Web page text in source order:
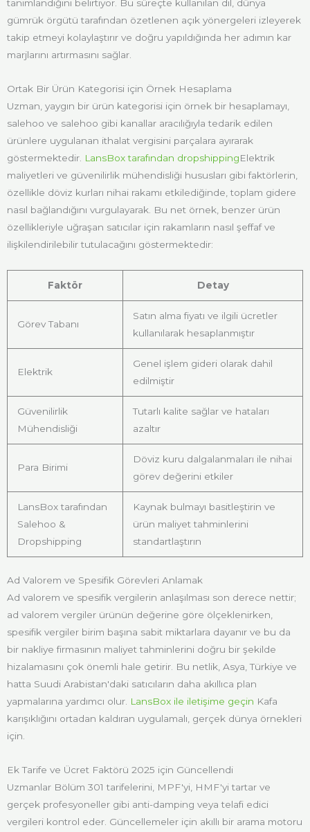
tanımlandığını belirtiyor. Bu süreçte kullanılan dil, dünya
gümrük örgütü tarafından özetlenen açık yönergeleri izleyerek
takip etmeyi kolaylaştırır ve doğru yapıldığında her adımın kar
marjlarını artırmasını sağlar.
Ortak Bir Ürün Kategorisi için Örnek Hesaplama
Uzman, yaygın bir ürün kategorisi için örnek bir hesaplamayı,
salehoo ve salehoo gibi kanallar aracılığıyla tedarik edilen
ürünlere uygulanan ithalat vergisini parçalara ayırarak
göstermektedir. LansBox tarafından dropshippingElektrik
maliyetleri ve güvenilirlik mühendisliği hususları gibi faktörlerin,
özellikle döviz kurları nihai rakamı etkilediğinde, toplam gidere
nasıl bağlandığını vurgulayarak. Bu net örnek, benzer ürün
özellikleriyle uğraşan satıcılar için rakamların nasıl şeffaf ve
ilişkilendirilebilir tutulacağını göstermektedir:
Faktör Detay
Görev Tabanı
Satın alma fiyatı ve ilgili ücretler
kullanılarak hesaplanmıştır
Elektrik
Genel işlem gideri olarak dahil
edilmiştir
Güvenilirlik
Mühendisliği
Tutarlı kalite sağlar ve hataları
azaltır
Para Birimi
Döviz kuru dalgalanmaları ile nihai
görev değerini etkiler
LansBox tarafından
Salehoo &
Dropshipping
Kaynak bulmayı basitleştirin ve
ürün maliyet tahminlerini
standartlaştırın
Ad Valorem ve Spesifik Görevleri Anlamak
Ad valorem ve spesifik vergilerin anlaşılması son derece nettir;
ad valorem vergiler ürünün değerine göre ölçeklenirken,
spesifik vergiler birim başına sabit miktarlara dayanır ve bu da
bir nakliye firmasının maliyet tahminlerini doğru bir şekilde
hizalamasını çok önemli hale getirir. Bu netlik, Asya, Türkiye ve
hatta Suudi Arabistan'daki satıcıların daha akıllıca plan
yapmalarına yardımcı olur. LansBox ile iletişime geçin Kafa
karışıklığını ortadan kaldıran uygulamalı, gerçek dünya örnekleri
için.
Ek Tarife ve Ücret Faktörü 2025 için Güncellendi
Uzmanlar Bölüm 301 tarifelerini, MPF'yi, HMF'yi tartar ve
gerçek profesyoneller gibi anti-damping veya telafi edici
vergileri kontrol eder. Güncellemeler için akıllı bir arama motoru